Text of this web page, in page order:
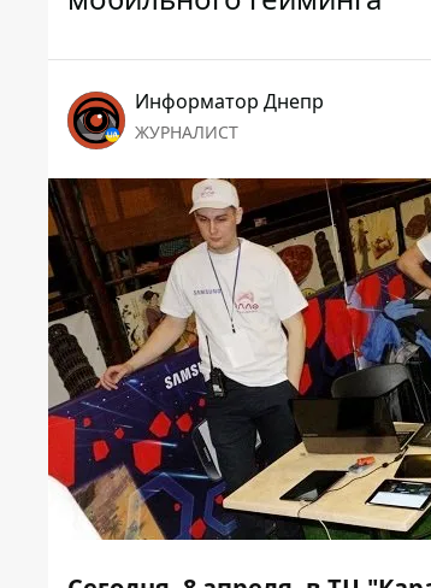
Информатор Днепр
ЖУРНАЛИСТ